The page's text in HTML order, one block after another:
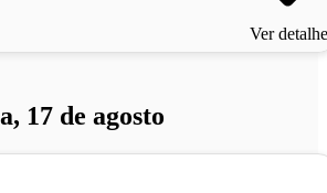
Ver
17 de agosto